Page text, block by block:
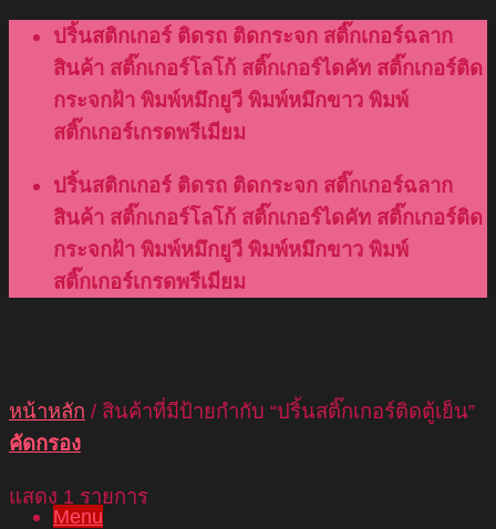
Skip
content
ปริ้นสติกเกอร์ ติดรถ ติดกระจก สติ๊กเกอร์ฉลาก
สินค้า สติ๊กเกอร์โลโก้ สติ๊กเกอร์ไดคัท สติ๊กเกอร์ติด
กระจกฝ้า พิมพ์หมึกยูวี พิมพ์หมึกขาว พิมพ์
สติ๊กเกอร์เกรดพรีเมียม
ปริ้นสติกเกอร์ ติดรถ ติดกระจก สติ๊กเกอร์ฉลาก
สินค้า สติ๊กเกอร์โลโก้ สติ๊กเกอร์ไดคัท สติ๊กเกอร์ติด
กระจกฝ้า พิมพ์หมึกยูวี พิมพ์หมึกขาว พิมพ์
สติ๊กเกอร์เกรดพรีเมียม
Menu
หน้าหลัก / สินค้าที่มีป้ายกำกับ “ปริ้นสติ๊กเกอร์ติดตู้เย็น”
คัดกรอง
แสดง 1 รายการ